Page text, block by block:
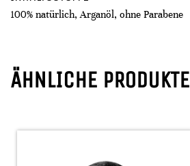
100% natürlich, Arganöl, ohne Parabene
ÄHNLICHE PRODUKTE